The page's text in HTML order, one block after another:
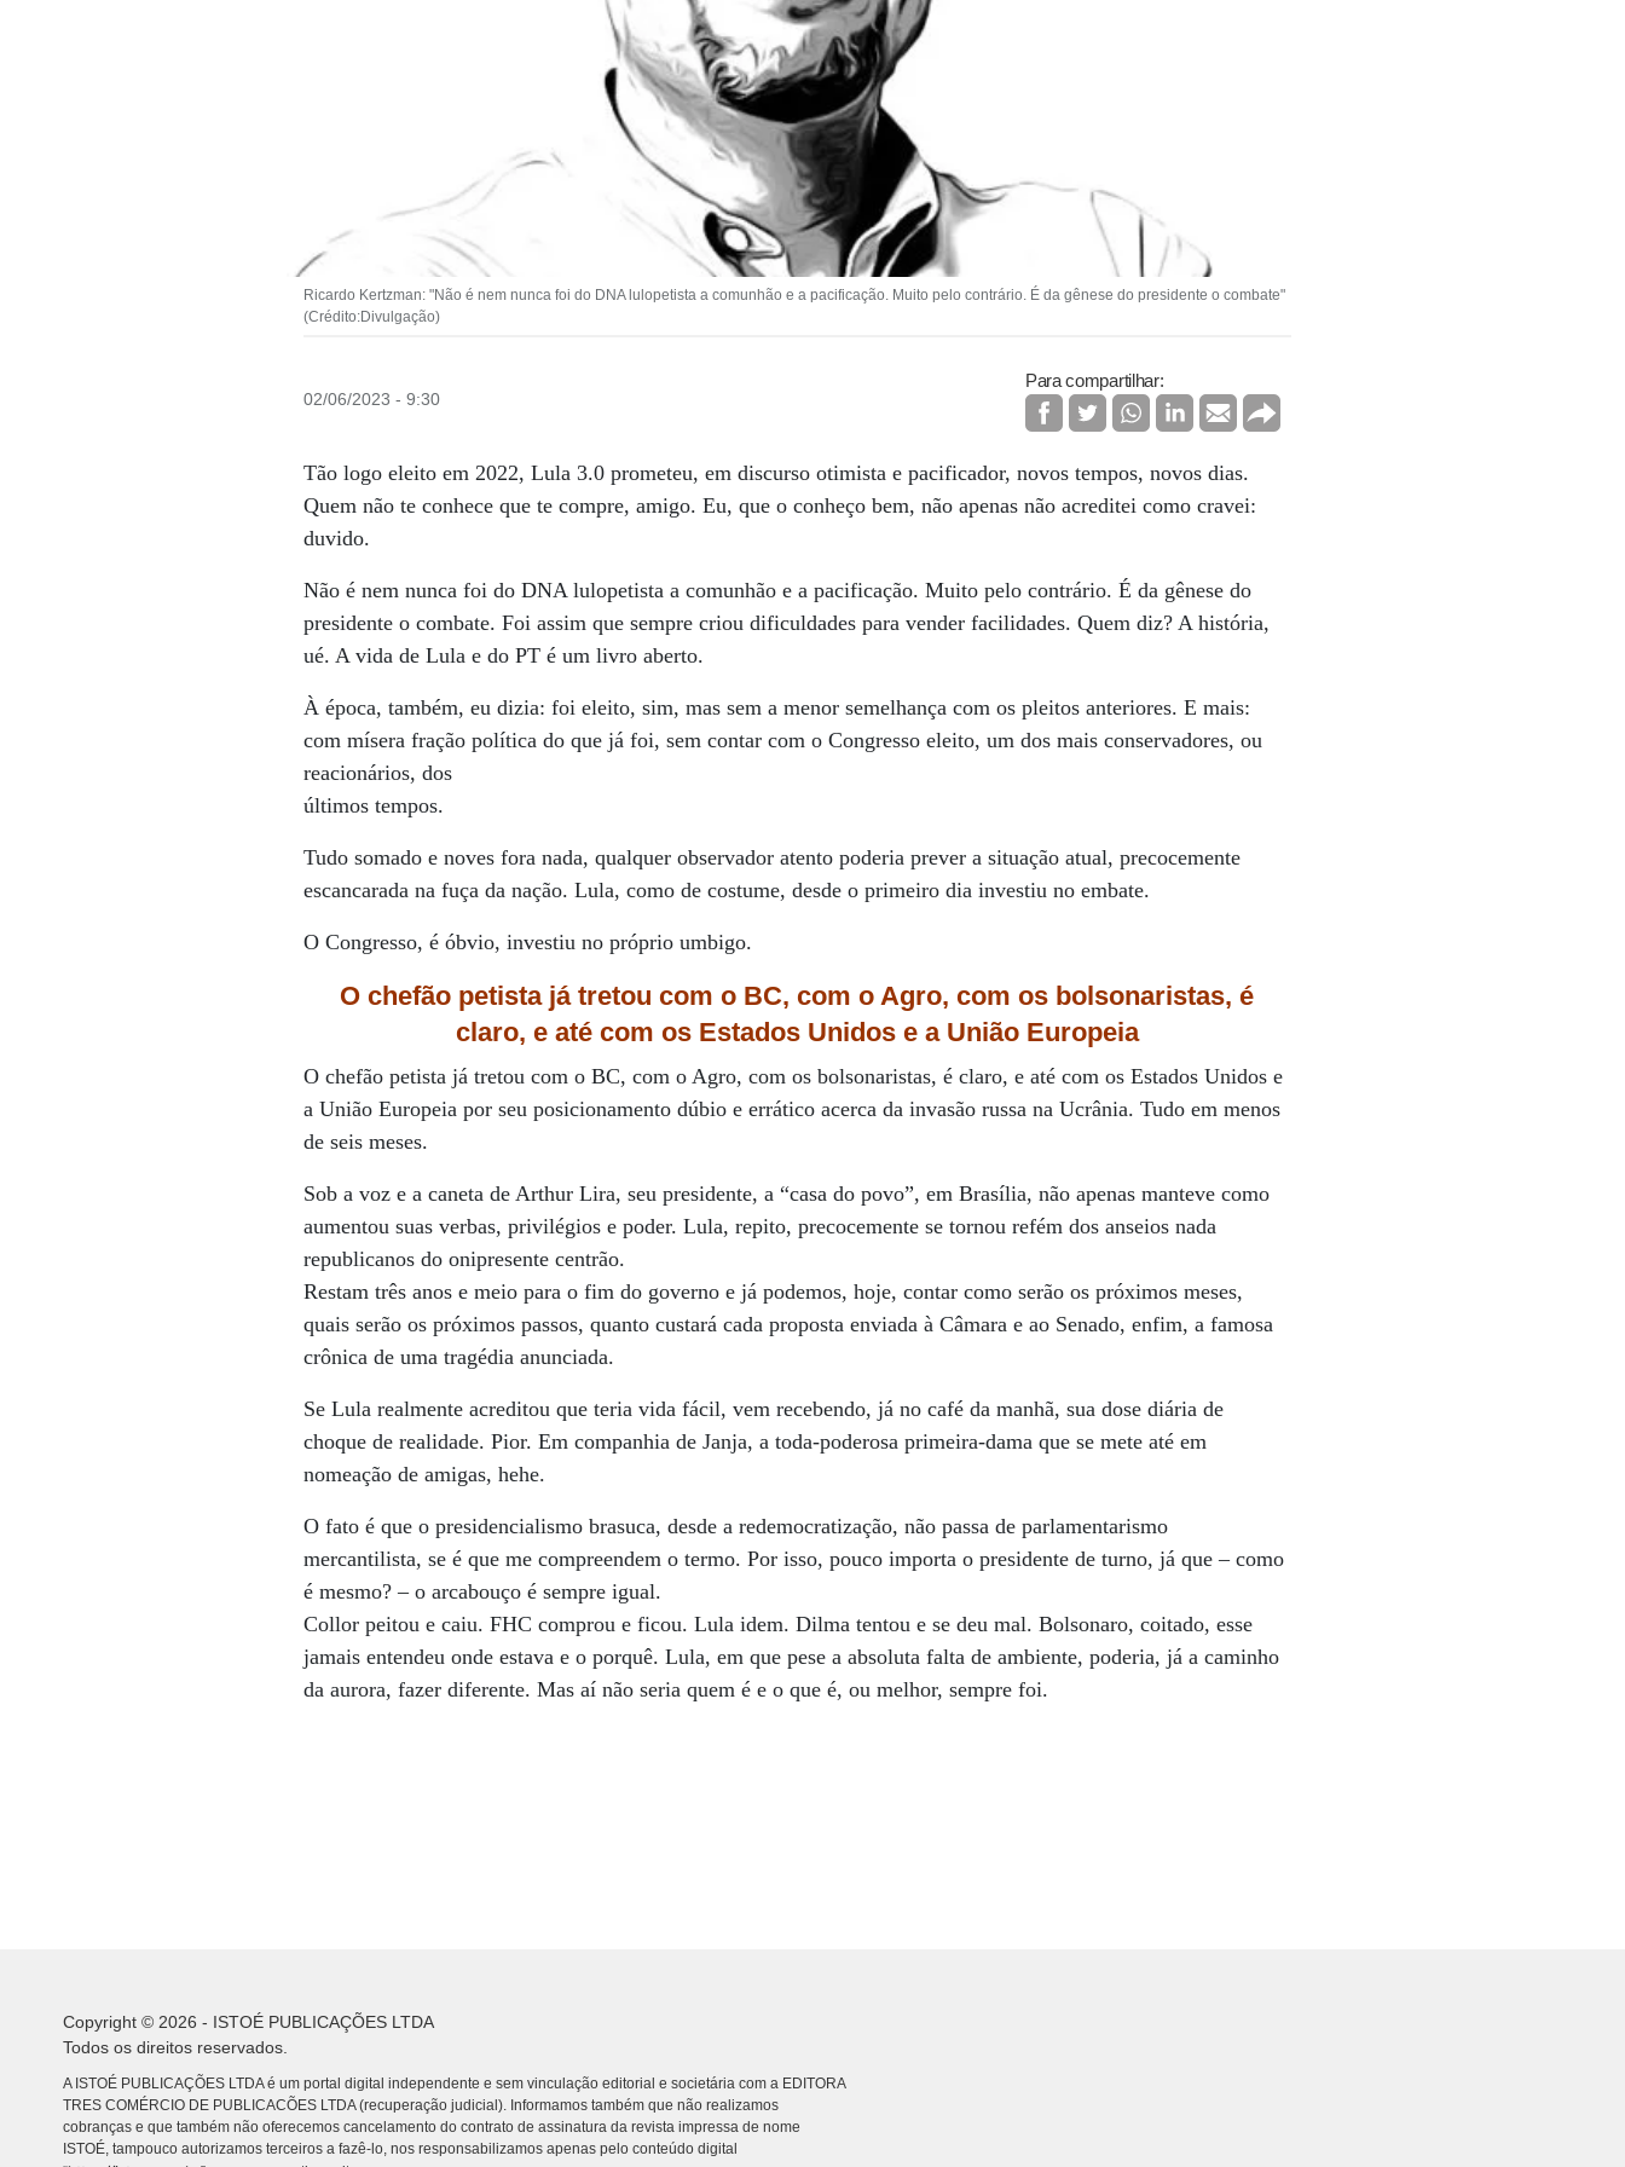
Ricardo Kertzman: "Não é nem nunca foi do DNA lulopetista a comunhão e a pacificação. Muito pelo contrário. É da gênese do presidente o combate"
(Crédito:Divulgação)
02/06/2023 - 9:30
Para compartilhar:
Tão logo eleito em 2022, Lula 3.0 prometeu, em discurso otimista e pacificador, novos tempos, novos dias.
Quem não te conhece que te compre, amigo. Eu, que o conheço bem, não apenas não acreditei como cravei:
duvido.
Não é nem nunca foi do DNA lulopetista a comunhão e a pacificação. Muito pelo contrário. É da gênese do
presidente o combate. Foi assim que sempre criou dificuldades para vender facilidades. Quem diz? A história,
ué. A vida de Lula e do PT é um livro aberto.
À época, também, eu dizia: foi eleito, sim, mas sem a menor semelhança com os pleitos anteriores. E mais:
com mísera fração política do que já foi, sem contar com o Congresso eleito, um dos mais conservadores, ou
reacionários, dos
últimos tempos.
Tudo somado e noves fora nada, qualquer observador atento poderia prever a situação atual, precocemente
escancarada na fuça da nação. Lula, como de costume, desde o primeiro dia investiu no embate.
O Congresso, é óbvio, investiu no próprio umbigo.
O chefão petista já tretoucom o BC, com o Agro, comos bolsonaristas, é
claro, e até com os Estados Unidos e a União Europeia
O chefão petista já tretou com o BC, com o Agro, com os bolsonaristas, é claro, e até com os Estados Unidos e
a União Europeia por seu posicionamento dúbio e errático acerca da invasão russa na Ucrânia. Tudo em menos
de seis meses.
Sob a voz e a caneta de Arthur Lira, seu presidente, a “casa do povo”, em Brasília, não apenas manteve como
aumentou suas verbas, privilégios e poder. Lula, repito, precocemente se tornou refém dos anseios nada
republicanos do onipresente centrão.
Restam três anos e meio para o fim do governo e já podemos, hoje, contar como serão os próximos meses,
quais serão os próximos passos, quanto custará cada proposta enviada à Câmara e ao Senado, enfim, a famosa
crônica de uma tragédia anunciada.
Se Lula realmente acreditou que teria vida fácil, vem recebendo, já no café da manhã, sua dose diária de
choque de realidade. Pior. Em companhia de Janja, a toda-poderosa primeira-dama que se mete até em
nomeação de amigas, hehe.
O fato é que o presidencialismo brasuca, desde a redemocratização, não passa de parlamentarismo
mercantilista, se é que me compreendem o termo. Por isso, pouco importa o presidente de turno, já que – como
é mesmo? – o arcabouço é sempre igual.
Collor peitou e caiu. FHC comprou e ficou. Lula idem. Dilma tentou e se deu mal. Bolsonaro, coitado, esse
jamais entendeu onde estava e o porquê. Lula, em que pese a absoluta falta de ambiente, poderia, já a caminho
da aurora, fazer diferente. Mas aí não seria quem é e o que é, ou melhor, sempre foi.
Copyright © 2026 - ISTOÉ PUBLICAÇÕES LTDA
Todos os direitos reservados.
A ISTOÉ PUBLICAÇÕES LTDA é um portal digital independente e sem vinculação editorial e societária com a EDITORA
TRES COMÉRCIO DE PUBLICACÕES LTDA (recuperação judicial). Informamos também que não realizamos
cobranças e que também não oferecemos cancelamento do contrato de assinatura da revista impressa de nome
ISTOÉ, tampouco autorizamos terceiros a fazê-lo, nos responsabilizamos apenas pelo conteúdo digital